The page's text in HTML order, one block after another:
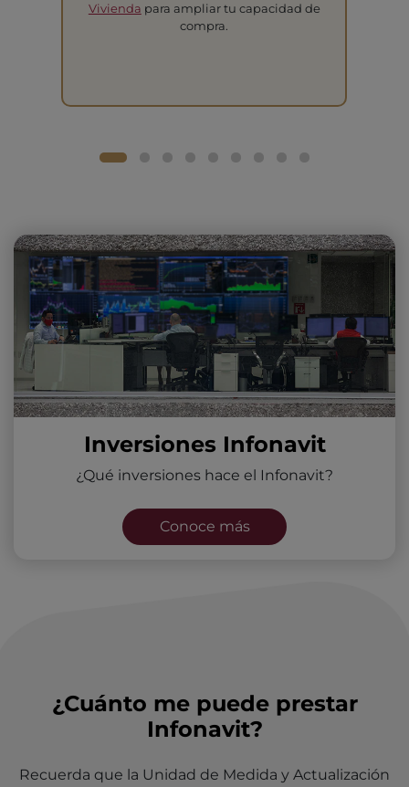
Vivienda para ampliar tu capacidad de
compra.
Inversiones Infonavit
¿Qué inversiones hace el Infonavit?
Conoce más
¿Cuánto me puede prestar
Infonavit?
Recuerda que la Unidad de Medida y Actualización